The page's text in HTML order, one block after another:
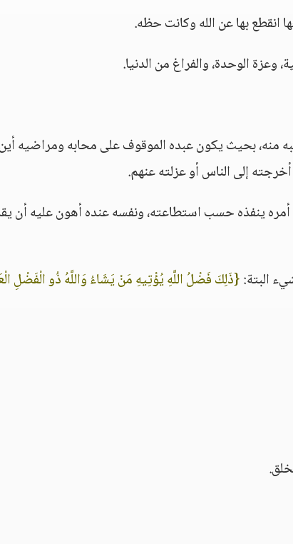
انقطع بها عن الله وكانت حظه.
وعزة الوحدة، والفراغ من الدنيا.
منه، بحيث يكون عبده الموقوف على محابه ومراضيه أين
إلى الناس أو عزلته عنهم.
أمره ينفذه حسب استطاعته، ونفسه عنده أهون عليه أن
البتة:{ذَلِكَ فَضْلُ اللَّهِ يُؤْتِيهِ مَنْ يَشَاءُ وَاللَّهُ ذُو الْفَضْلِ